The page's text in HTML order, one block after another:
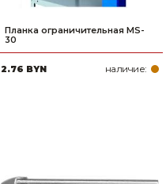
Планка ограничительная MS-
30
2.76 BYN наличие: